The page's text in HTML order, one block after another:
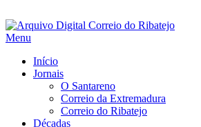
Saltar
para
Menu
Início
Jornais
O Santareno
Correio da Extremadura
Correio do Ribatejo
Décadas